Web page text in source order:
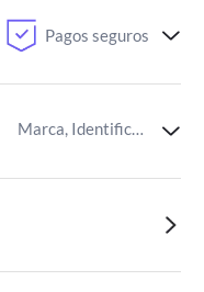
Pagos seguros
Marca, Identificador del artículo de Miravia